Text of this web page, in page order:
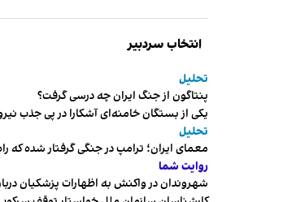
انتخاب سردبیر
تحلیل
پنتاگون از جنگ ایران چه درسی گرفت؟
یکی از بستگان خامنه‌ای آشکارا در پی جذب
تحلیل
معمای ایران؛ ترامپ در جنگی گرفتار شده که
روایت شما
شهروندان در واکنش به اظهارات پزشکیان